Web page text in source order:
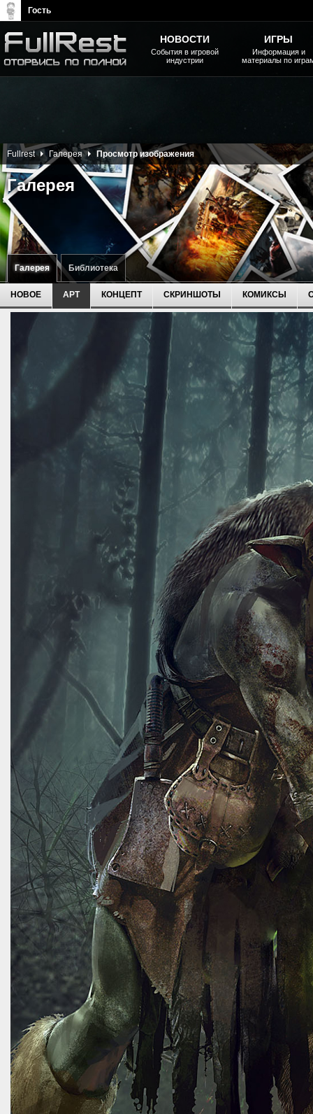
Галерея Библиотека
Галерея
Fullrest Галерея Просмотр изображения
НОВОЕ АРТ КОНЦЕПТ СКРИНШОТЫ КОМИКСЫ
НОВОСТИ
События в игровой
индустрии
ИГРЫ
Информация и
материалы по
Гость